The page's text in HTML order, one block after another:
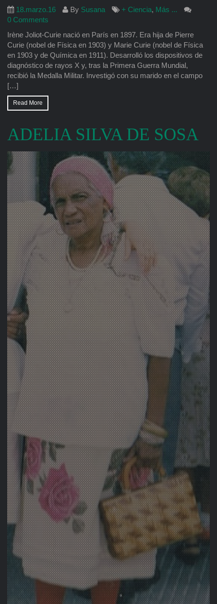
18.marzo.16 By Susana + Ciencia, Más ...
0 Comments
Irène Joliot-Curie nació en París en 1897. Era hija de Pierre
Curie (nobel de Física en 1903) y Marie Curie (nobel de Física
en 1903 y de Química en 1911). Desarrolló los dispositivos de
diagnóstico de rayos X y, tras la Primera Guerra Mundial,
recibió la Medalla Militar. Investigó con su marido en el campo
[…]
Read More
ADELIA SILVA DE SOSA